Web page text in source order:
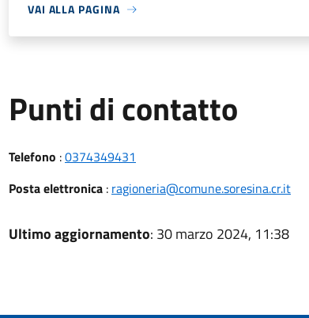
VAI ALLA PAGINA
Punti di contatto
Telefono :0374349431
Posta elettronica: ragioneria@comune.soresina.cr.it
Ultimo aggiornamento: 30 marzo 2024, 11:38